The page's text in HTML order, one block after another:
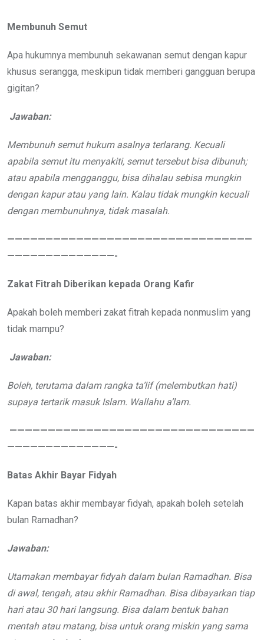
Membunuh Semut
Apa hukumnya membunuh sekawanan semut dengan kapur
khusus serangga, meskipun tidak memberi gangguan berupa
gigitan?
Jawaban:
Membunuh semut hukum asalnya terlarang. Kecuali
apabila semut itu menyakiti, semut tersebut bisa dibunuh;
atau apabila mengganggu, bisa dihalau sebisa mungkin
dengan kapur atau yang lain. Kalau tidak mungkin kecuali
dengan membunuhnya, tidak masalah.
————————————————————————————————
——————————————-
Zakat Fitrah Diberikan kepada Orang Kafir
Apakah boleh memberi zakat fitrah kepada nonmuslim yang
tidak mampu?
Jawaban:
Boleh, terutama dalam rangka ta’lif (melembutkan hati)
supaya tertarik masuk Islam. Wallahu a’lam.
————————————————————————————————
——————————————-
Batas Akhir Bayar Fidyah
Kapan batas akhir membayar fidyah, apakah boleh setelah
bulan Ramadhan?
Jawaban:
Utamakan membayar fidyah dalam bulan Ramadhan. Bisa
di awal, tengah, atau akhir Ramadhan. Bisa dibayarkan tiap
hari atau 30 hari langsung. Bisa dalam bentuk bahan
mentah atau matang, bisa untuk orang miskin yang sama